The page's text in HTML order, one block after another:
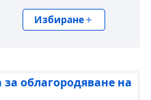
Избиране
облагородяване на